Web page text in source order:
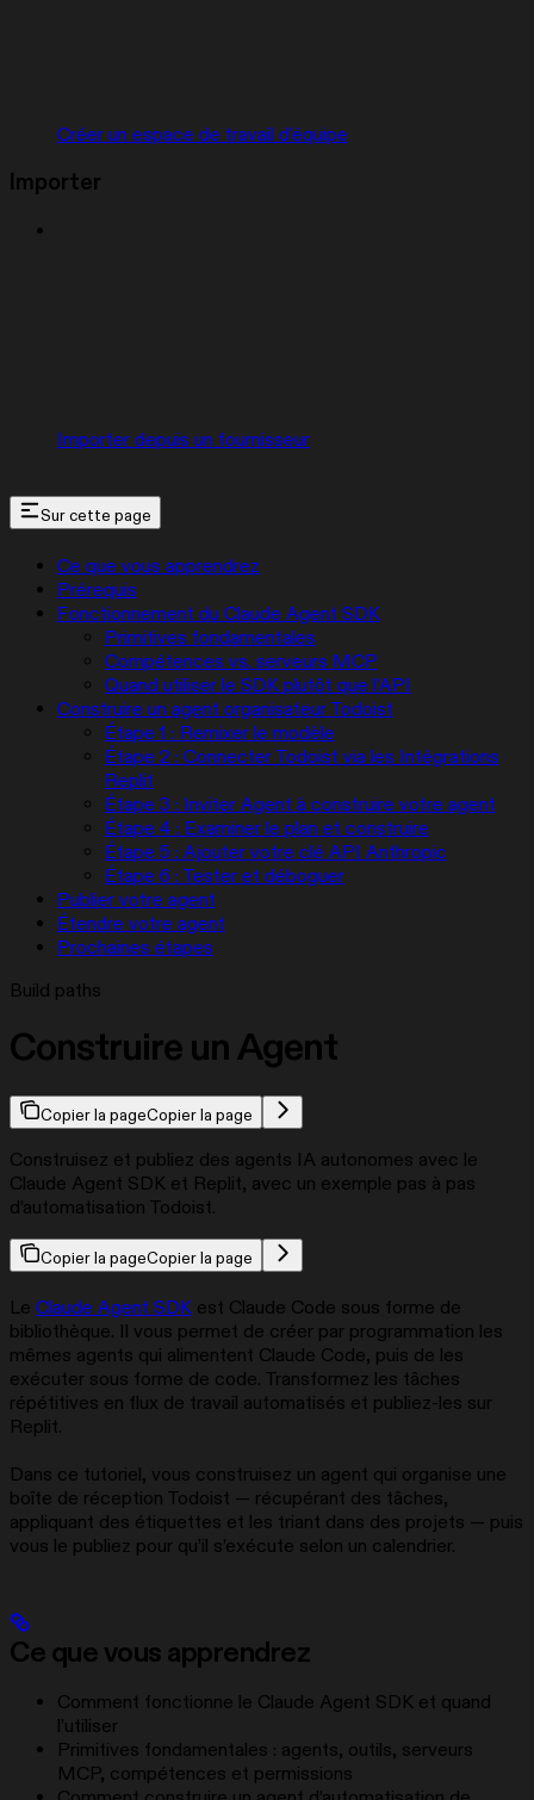
Créer un espace de travail d'équipe
Importer
Importer depuis un fournisseur
Sur cette page
Ce que vous apprendrez
Prérequis
Fonctionnement du Claude Agent SDK
Primitives fondamentales
Compétences vs. serveurs MCP
Quand utiliser le SDK plutôt que l’API
Construire un agent organisateur Todoist
Étape 1 : Remixer le modèle
Étape 2 : Connecter Todoist via les Intégrations
Replit
Étape 3 : Inviter Agent à construire votre agent
Étape 4 : Examiner le plan et construire
Étape 5 : Ajouter votre clé API Anthropic
Étape 6 : Tester et déboguer
Publier votre agent
Étendre votre agent
Prochaines étapes
Build paths
Construire un Agent
Copier la pageCopier la page
Construisez et publiez des agents IA autonomes avec le
Claude Agent SDK et Replit, avec un exemple pas à pas
d’automatisation Todoist.
Copier la pageCopier la page
Le Claude Agent SDK est Claude Code sous forme de
bibliothèque. Il vous permet de créer par programmation les
mêmes agents qui alimentent Claude Code, puis de les
exécuter sous forme de code. Transformez les tâches
répétitives en flux de travail automatisés et publiez-les sur
Replit.
Dans ce tutoriel, vous construisez un agent qui organise une
boîte de réception Todoist — récupérant des tâches,
appliquant des étiquettes et les triant dans des projets — puis
vous le publiez pour qu’il s’exécute selon un calendrier.
Ce que vous apprendrez
Comment fonctionne le Claude Agent SDK et quand
l’utiliser
Primitives fondamentales : agents, outils, serveurs
MCP, compétences et permissions